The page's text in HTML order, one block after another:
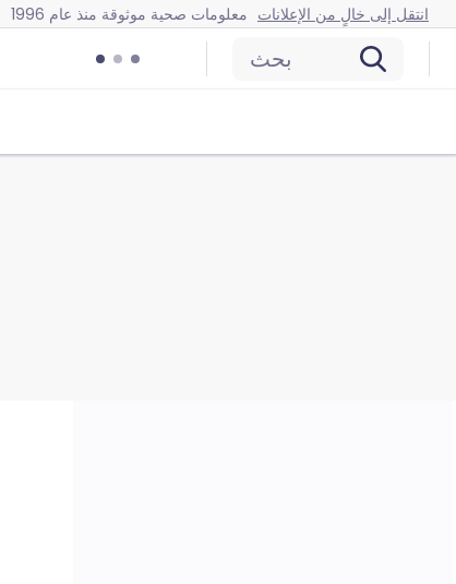
معلومات صحية موثوقة منذ عام 1996 انتقل إلى خالٍ من الإعلانات
بحث